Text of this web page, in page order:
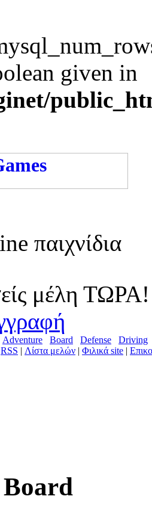
given in
παιχνίδια
μέλη ΤΩΡΑ!
Adventure Board Defense
Driving
RSS | Λίστα μελών | Φιλικά site |
Board